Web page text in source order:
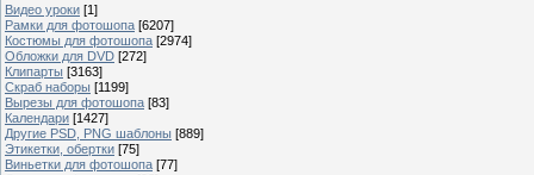
Видео уроки [1]
Рамки для фотошопа [6207]
Костюмы для фотошопа [2974]
Обложки для DVD [272]
Клипарты [3163]
Скраб наборы [1199]
Вырезы для фотошопа [83]
Календари [1427]
Другие PSD, PNG шаблоны [889]
Этикетки, обертки [75]
Виньетки для фотошопа [77]